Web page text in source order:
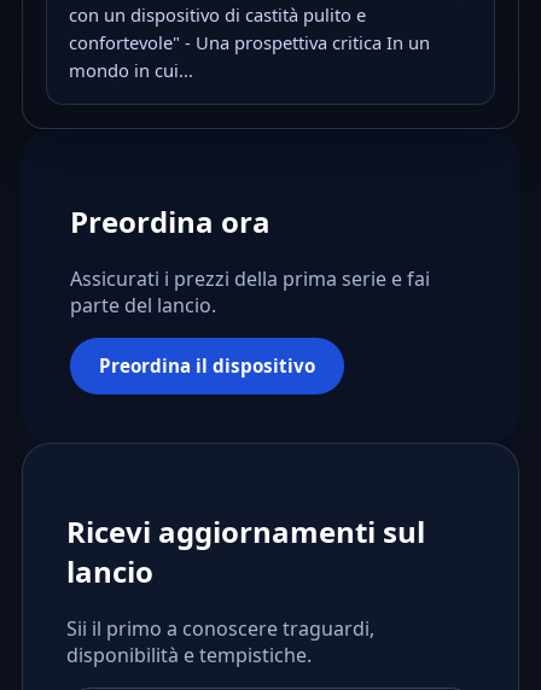
con un dispositivo di castità pulito e
confortevole" - Una prospettiva critica In un
mondo in cui...
Preordina ora
Assicurati i prezzi della prima serie e fai
parte del lancio.
Preordina il dispositivo
Ricevi aggiornamenti sul
lancio
Sii il primo a conoscere traguardi,
disponibilità e tempistiche.